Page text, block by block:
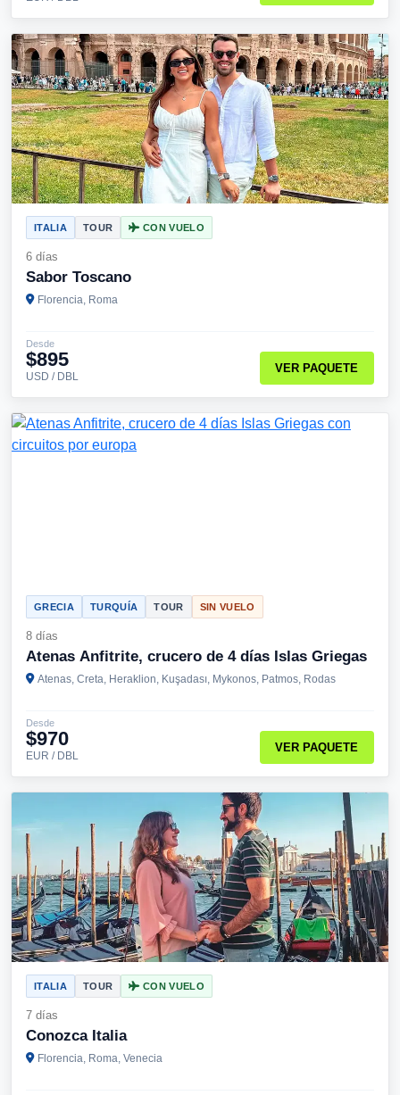
ITALIA TOUR CON VUELO
6 días
Sabor Toscano
Florencia, Roma
Desde
$895
USD / DBL
VER PAQUETE
GRECIA TURQUÍA TOUR SIN VUELO
8 días
Atenas Anfitrite, crucero de 4 días Islas Griegas
Atenas, Creta, Heraklion, Kuşadası, Mykonos, Patmos, Rodas
Desde
$970
EUR / DBL
VER PAQUETE
ITALIA TOUR CON VUELO
7 días
Conozca Italia
Florencia, Roma, Venecia